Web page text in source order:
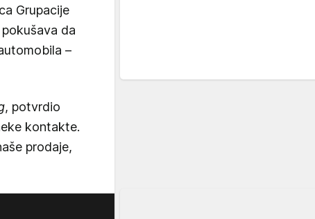
Grupacije
da
–
, potvrdio
kontakte.
prodaje,